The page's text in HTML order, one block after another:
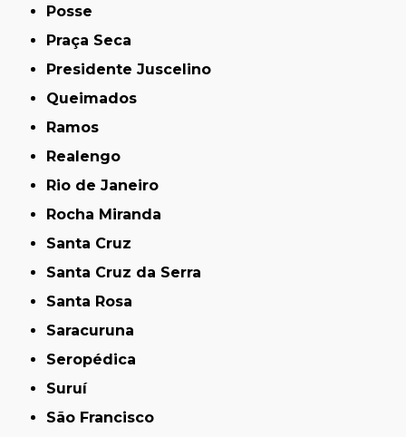
Posse
Praça Seca
Presidente Juscelino
Queimados
Ramos
Realengo
Rio de Janeiro
Rocha Miranda
Santa Cruz
Santa Cruz da Serra
Santa Rosa
Saracuruna
Seropédica
Suruí
São Francisco